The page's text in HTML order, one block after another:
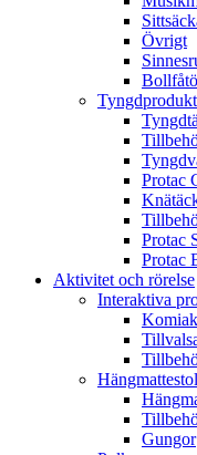
Övrigt
Protac
Protac
Protac
Aktivitet och rörelse
Interaktiva
Gungor